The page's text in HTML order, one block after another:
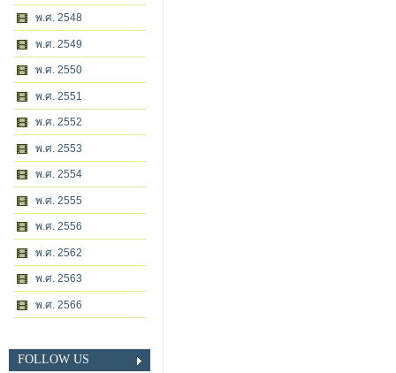
พ.ศ. 2548
พ.ศ. 2549
พ.ศ. 2550
พ.ศ. 2551
พ.ศ. 2552
พ.ศ. 2553
พ.ศ. 2554
พ.ศ. 2555
พ.ศ. 2556
พ.ศ. 2562
พ.ศ. 2563
พ.ศ. 2566
FOLLOW US